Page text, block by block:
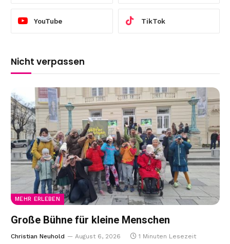
YouTube TikTok
Nicht verpassen
MEHR ERLEBEN
Große Bühne für kleine Menschen
Christian Neuhold August 6, 2026 1 Minuten Lesezeit